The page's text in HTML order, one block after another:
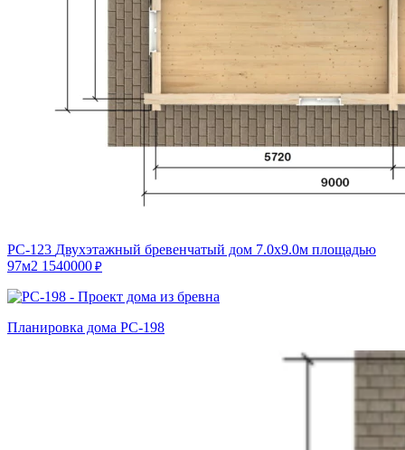
РС-123 Двухэтажный бревенчатый дом 7.0х9.0м площадью
97м2 1540000 ₽
Планировка дома РС-198